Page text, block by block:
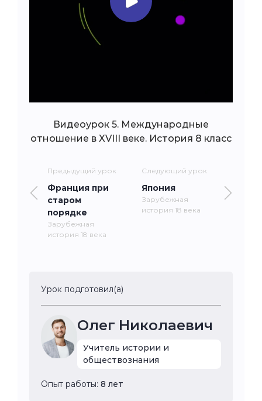
Видеоурок 5. Международные
отношение в XVIII веке. История 8 класс
Предыдущий урок
Франция при
старом
порядке
Зарубежная
история 18 века
Следующий урок
Япония
Зарубежная
история 18 века
Урок подготовил(а)
Олег Николаевич
Учитель истории и
обществознания
Опыт работы: 8 лет